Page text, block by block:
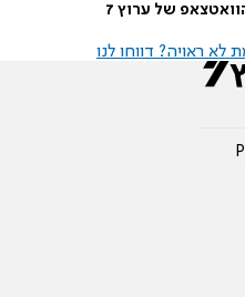
של ערוץ 7
ראויה? דווחו לנו